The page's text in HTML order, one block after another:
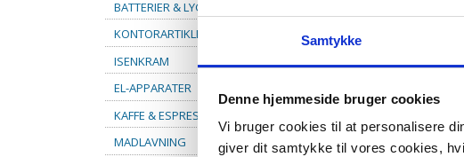
Samtykke
Denne hjemmeside bruger cookies
Vi bruger cookies til at personalisere
giver dit samtykke til vores cookies,
BATTERIER & LYGTER
KONTORARTIKLER
ISENKRAM
EL-APPARATER
KAFFE & ESPRESSO
MADLAVNING